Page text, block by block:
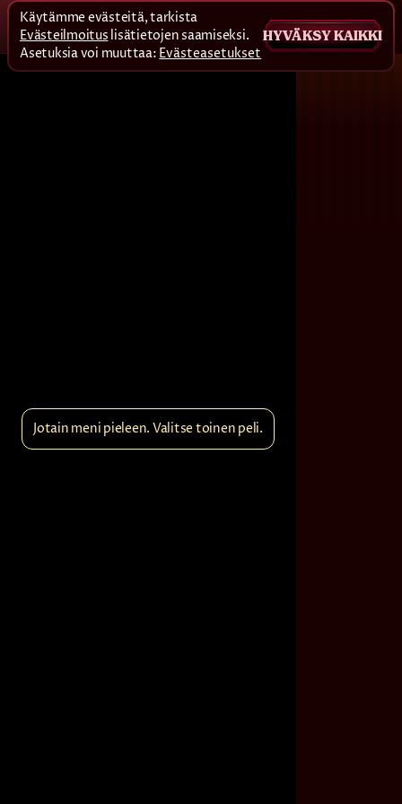
Jotain meni pieleen. Valitse toinen peli.
Käytämme evästeitä, tarkista
Evästeilmoitus lisätietojen saamiseksi.
Asetuksia voi muuttaa: Evästeasetukset
HYVÄKSY KAIKKI